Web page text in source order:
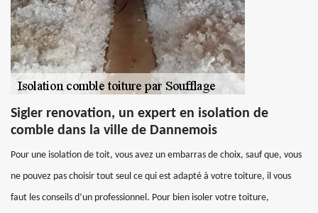
Sigler renovation, un expert en isolation de
comble dans la ville de Dannemois
Pour une isolation de toit, vous avez un embarras de choix, sauf que, vous
ne pouvez pas choisir tout seul ce qui est adapté à votre toiture, il vous
faut les conseils d’un professionnel. Pour bien isoler votre toiture,